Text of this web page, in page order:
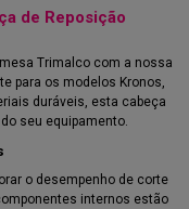
de Reposição
Trimalco com a nossa
para os modelos Kronos,
duráveis, esta cabeça
seu equipamento.
o desempenho de corte
internos estão